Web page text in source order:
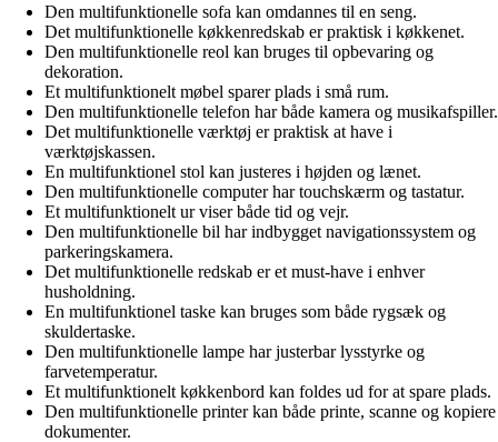
Den multifunktionelle sofa kan omdannes til en seng.
Det multifunktionelle køkkenredskab er praktisk i køkkenet.
Den multifunktionelle reol kan bruges til opbevaring og
dekoration.
Et multifunktionelt møbel sparer plads i små rum.
Den multifunktionelle telefon har både kamera og musikafspiller.
Det multifunktionelle værktøj er praktisk at have i
værktøjskassen.
En multifunktionel stol kan justeres i højden og lænet.
Den multifunktionelle computer har touchskærm og tastatur.
Et multifunktionelt ur viser både tid og vejr.
Den multifunktionelle bil har indbygget navigationssystem og
parkeringskamera.
Det multifunktionelle redskab er et must-have i enhver
husholdning.
En multifunktionel taske kan bruges som både rygsæk og
skuldertaske.
Den multifunktionelle lampe har justerbar lysstyrke og
farvetemperatur.
Et multifunktionelt køkkenbord kan foldes ud for at spare plads.
Den multifunktionelle printer kan både printe, scanne og kopiere
dokumenter.